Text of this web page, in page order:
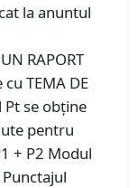
la anuntul
RAPORT
TEMA DE
Pt se obține
pentru
+ P2 Modul